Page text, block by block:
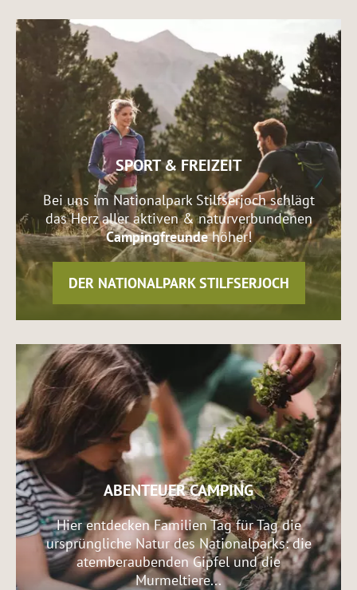
SPORT & FREIZEIT
Bei uns im Nationalpark Stilfserjoch schlägt
das Herz aller aktiven & naturverbundenen
Campingfreundehöher!
DER NATIONALPARK STILFSERJOCH
ABENTEUER CAMPING
Hier entdecken Familien Tag für Tag die
ursprüngliche Natur des Nationalparks: die
atemberaubenden Gipfel und die
Murmeltiere...